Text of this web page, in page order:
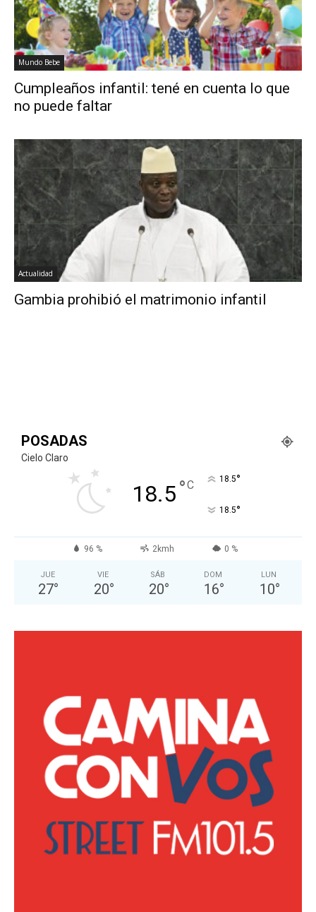
Mundo Bebe
Cumpleaños infantil: tené en cuenta lo que
no puede faltar
Actualidad
Gambia prohibió el matrimonio infantil
POSADAS
Cielo Claro
18.5°C 18.5°
18.5°
96 % 2kmh 0 %
JUE
27°
VIE
20°
SÁB
20°
DOM
16°
LUN
10°